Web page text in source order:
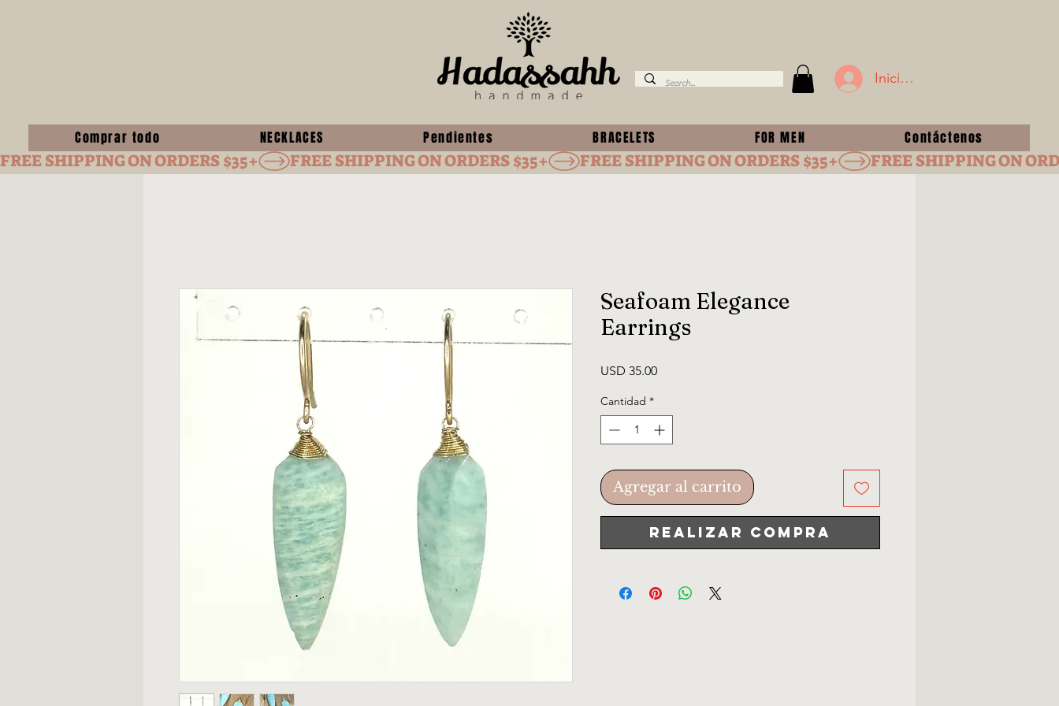
Iniciar sesión
Comprar todo NECKLACES Pendientes BRACELETS FOR MEN Contáctenos
FREE SHIPPING ON ORDERS $35+
Seafoam Elegance
Earrings
USD 35.00Precio
Cantidad *
Agregar al carrito
Realizar compra